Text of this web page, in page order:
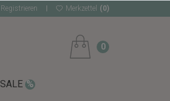
Registrieren Merkzettel (0)
0
SALE